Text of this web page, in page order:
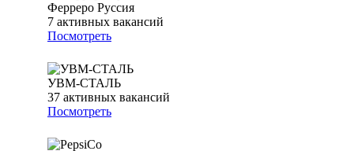
Ферреро Руссия
7 активных вакансий
Посмотреть
УВМ-СТАЛЬ
37 активных вакансий
Посмотреть